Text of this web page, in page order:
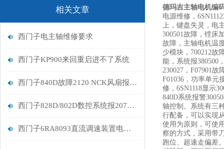
相关文章
西门子电主轴维修要求
西门子KP900来回重启进不了系统
西门子840D故障2120 NCK风扇报警分析
西门子828D/802D数控系统报207410报警维修处理
西门子6RA8093直流调速装置电源板故障F60097解决
德玛吉主轴电机编
电源维修，
上，键盘失灵，电
300501故障，镗床
故障，主轴电机温
少模块，700212故
能，系统报380500
230027，F07901故
F01036，功率单元
修，6SN1118显示
840D系统报警
轴控制。系统有三
行配备，可以实现
使用为原则，可使
察的方式，采用带
跑位、超速走偏差